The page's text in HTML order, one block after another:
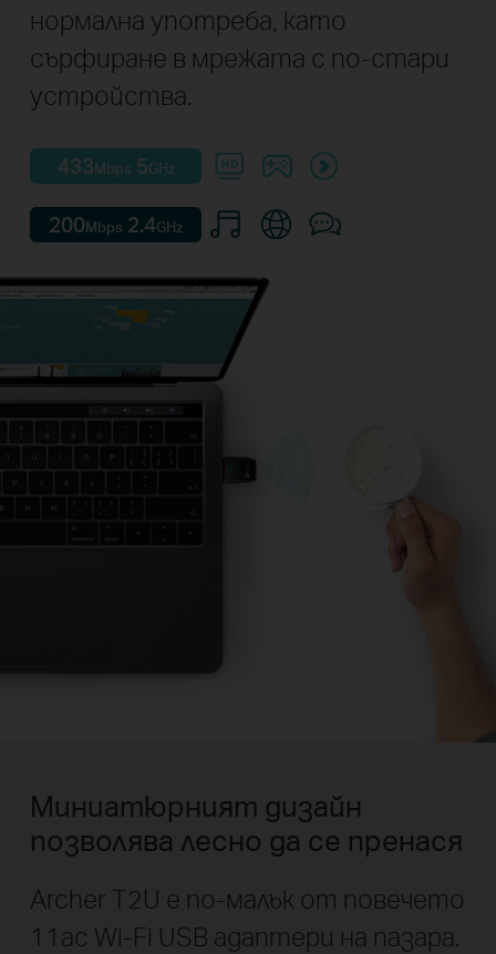
нормална употреба, като
сърфиране в мрежата с по-стари
устройства.
433Mbps 5GHz
200Mbps 2.4GHz
Миниатюрният дизайн
позволява лесно да се пренася
Archer T2U е по-малък от повечето
11ac Wi-Fi USB адаптери на пазара.